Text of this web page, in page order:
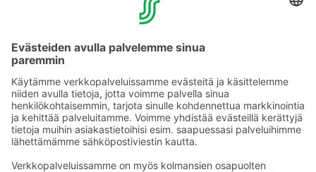
Flamingo Spa -majoituspaketit ovat varattavissa
Varausta voi muuttaa tai perua maksutta viimeistään klo
18.00 saapumispäivänä. Maksu suoritetaan hotellissa
majoituksen yhteydessä. Majoituspaketteja on saatavilla
rajoitetusti.